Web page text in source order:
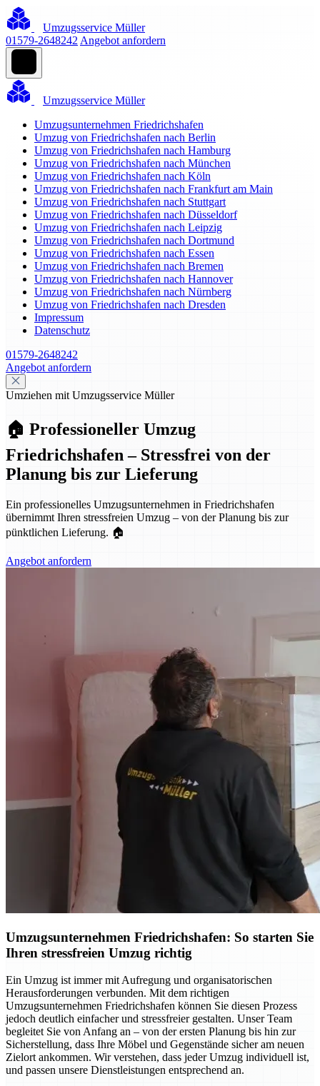
Umzugsservice Müller
01579-2648242 Angebot anfordern
Umzugsservice Müller
Umzugsunternehmen Friedrichshafen
Umzug von Friedrichshafen nach Berlin
Umzug von Friedrichshafen nach Hamburg
Umzug von Friedrichshafen nach München
Umzug von Friedrichshafen nach Köln
Umzug von Friedrichshafen nach Frankfurt am Main
Umzug von Friedrichshafen nach Stuttgart
Umzug von Friedrichshafen nach Düsseldorf
Umzug von Friedrichshafen nach Leipzig
Umzug von Friedrichshafen nach Dortmund
Umzug von Friedrichshafen nach Essen
Umzug von Friedrichshafen nach Bremen
Umzug von Friedrichshafen nach Hannover
Umzug von Friedrichshafen nach Nürnberg
Umzug von Friedrichshafen nach Dresden
Impressum
Datenschutz
01579-2648242
Angebot anfordern
Umziehen mit Umzugsservice Müller
🏠 Professioneller Umzug
Friedrichshafen – Stressfrei von der
Planung bis zur Lieferung
Ein professionelles Umzugsunternehmen in Friedrichshafen
übernimmt Ihren stressfreien Umzug – von der Planung bis zur
pünktlichen Lieferung. 🏠
Angebot anfordern
Umzugsunternehmen Friedrichshafen: So starten Sie
Ihren stressfreien Umzug richtig
Ein Umzug ist immer mit Aufregung und organisatorischen
Herausforderungen verbunden. Mit dem richtigen
Umzugsunternehmen Friedrichshafen können Sie diesen Prozess
jedoch deutlich einfacher und stressfreier gestalten. Unser Team
begleitet Sie von Anfang an – von der ersten Planung bis hin zur
Sicherstellung, dass Ihre Möbel und Gegenstände sicher am neuen
Zielort ankommen. Wir verstehen, dass jeder Umzug individuell ist,
und passen unsere Dienstleistungen entsprechend an.